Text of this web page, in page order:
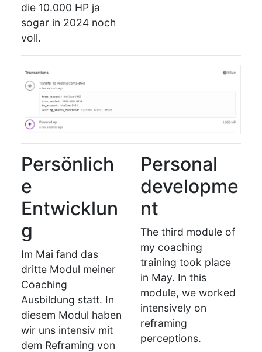
die 10.000 HP ja
sogar in 2024 noch
voll.
Persönlich
e
Entwicklun
g
Im Mai fand das
dritte Modul meiner
Coaching
Ausbildung statt. In
diesem Modul haben
wir uns intensiv mit
dem Reframing von
Personal
developme
nt
The third module of
my coaching
training took place
in May. In this
module, we worked
intensively on
reframing
perceptions.